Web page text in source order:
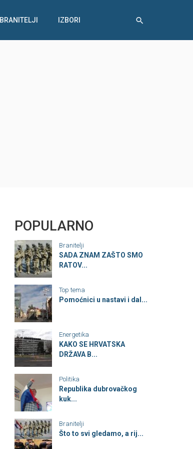
BRANITELJI IZBORI
POPULARNO
Branitelji
SADA ZNAM ZAŠTO SMO
RATOV...
Top tema
Pomoćnici u nastavi i dal...
Energetika
KAKO SE HRVATSKA
DRŽAVA B...
Politika
Republika dubrovačkog
kuk...
Branitelji
Što to svi gledamo, a rij...